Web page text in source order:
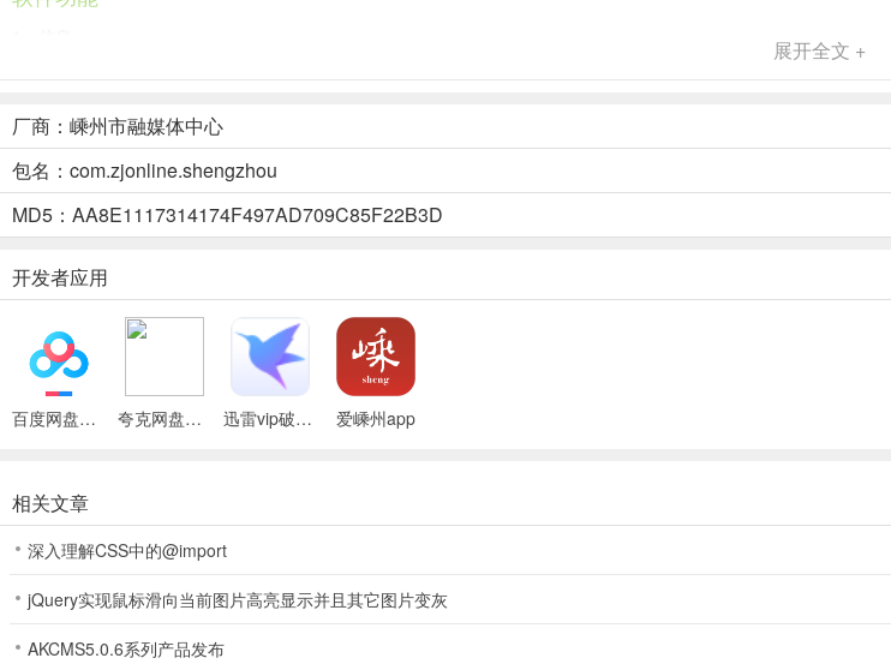
最新的本地信息管理信息，内容全面，让您轻松获得附近的动态；
3、服务
政务、交通、日常事务等服务将为您带来更多便利；
4、我的
评论、收藏、留言等。让你更容易使用。
爱嵊州app怎么注册
1、首先我们打开软件，进入到首页后点击右下角我的
展开全文 +
厂商：嵊州市融媒体中心
包名：com.zjonline.shengzhou
MD5：AA8E1117314174F497AD709C85F22B3D
开发者应用
百度网盘绿色免安装Pc电脑版 夸克网盘官方正式版 迅雷vip破解版永久会员2024版 爱嵊州app
相关文章
深入理解CSS中的@import
jQuery实现鼠标滑向当前图片高亮显示并且其它图片变灰
AKCMS5.0.6系列产品发布